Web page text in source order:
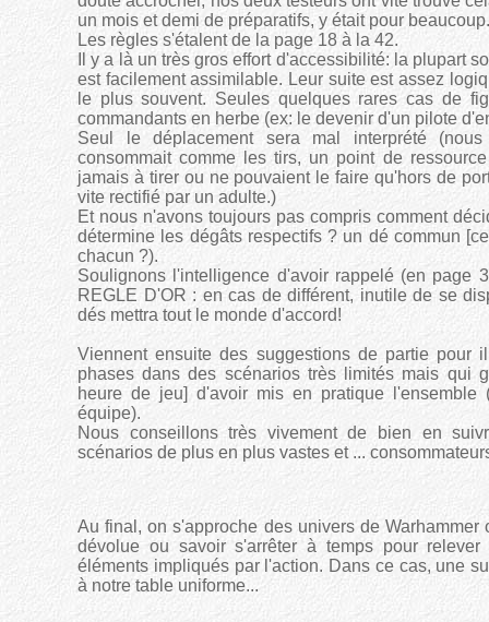
un mois et demi de préparatifs, y était pour beaucoup.
Les règles s'étalent de la page 18 à la 42.
Il y a là un très gros effort d'accessibilité: la plupart
est facilement assimilable. Leur suite est assez
le plus souvent. Seules quelques rares cas de
commandants en herbe (ex: le devenir d'un pilote
Seul le déplacement sera mal interprété
consommait comme les tirs, un point de
jamais à tirer ou ne pouvaient le faire qu'hors de
vite rectifié par un adulte.)
Et nous n'avons toujours pas compris comment
détermine les dégâts respectifs ? un dé commun
chacun ?).
Soulignons l'intelligence d'avoir rappelé (en page
REGLE D'OR : en cas de différent, inutile de se
dés mettra tout le monde d'accord!
Viennent ensuite des suggestions de partie pour
phases dans des scénarios très limités mais qui
heure de jeu] d'avoir mis en pratique
équipe).
Nous conseillons très vivement de bien en
scénarios de plus en plus vastes et ...
Au final, on s'approche des univers de
dévolue ou savoir s'arrêter à temps pour
éléments impliqués par l'action. Dans ce cas, une
à notre table uniforme...